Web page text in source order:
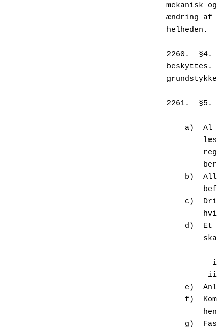
mekanisk
ændring af
helheden.
2260.
beskyttes.
2261.  §5.
a)
b)
c)
d)
e)
f)
g)